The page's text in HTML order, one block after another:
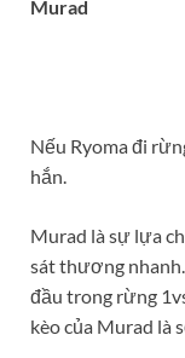
Murad
Nếu Ryoma đi
hắn.
Murad là sự lựa
sát thương
đầu trong rừng
kèo của Murad là